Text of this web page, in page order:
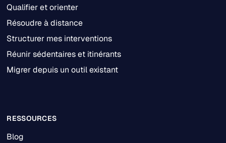
Qualifier et orienter
Résoudre à distance
Structurer mes interventions
Réunir sédentaires et itinérants
Migrer depuis un outil existant
RESSOURCES
Blog